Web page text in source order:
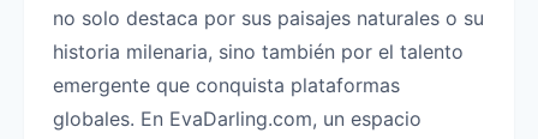
no solo destaca por sus paisajes naturales o su
historia milenaria, sino también por el talento
emergente que conquista plataformas
globales. En EvaDarling.com, un espacio